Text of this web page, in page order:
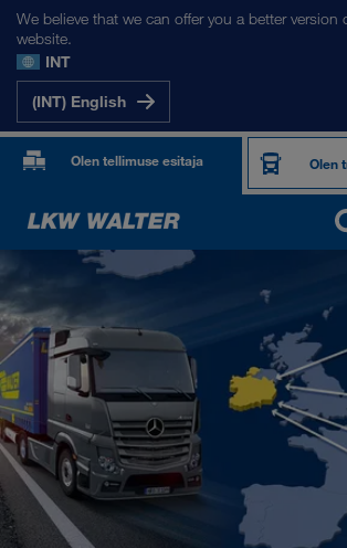
We believe that we can offer you a better version
website.
INT
(INT) English
Olen tellimuse esitaja Olen
MEIE SIHTRIIGID
Euroopa
Kesk-Aasia
Venemaa
Lähis-Ida